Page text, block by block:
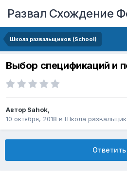
Развал Схождение
Школа развальщиков (School)
Выбор спецификаций и
Автор Sahok,
10 октября, 2018 в Школа
Ответить